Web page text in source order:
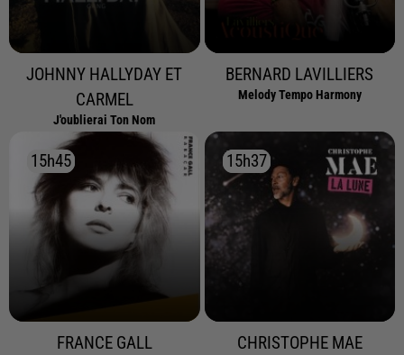
JOHNNY HALLYDAY ET
CARMEL
J'oublierai Ton Nom
BERNARD LAVILLIERS
Melody Tempo Harmony
15h45
15h45
FRANCE GALL
15h37
15h37
CHRISTOPHE MAE